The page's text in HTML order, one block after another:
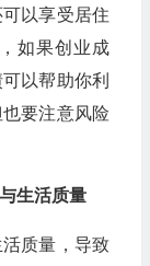
以享受居住
如果创业成
以帮助你利
要注意风险
生活质量
质量，导致